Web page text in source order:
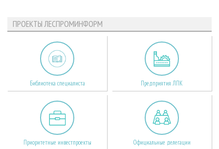
ПРОЕКТЫ ЛЕСПРОМИНФОРМ
Библиотека специалиста Предприятия ЛПК
Приоритетные инвестпроекты Официальные делегации